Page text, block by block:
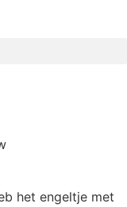
het engeltje met